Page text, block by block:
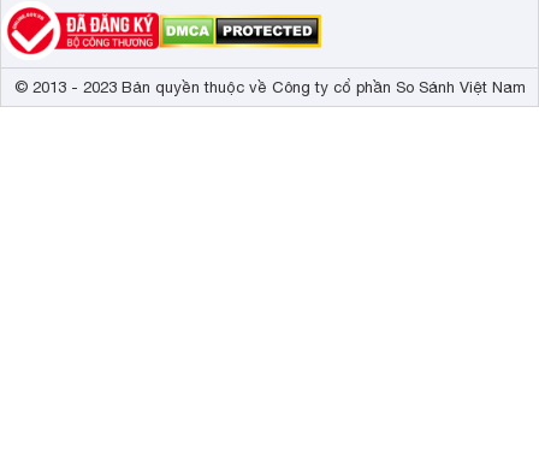
© 2013 - 2023 Bản quyền thuộc về Công ty cổ phần So Sánh Việt Nam